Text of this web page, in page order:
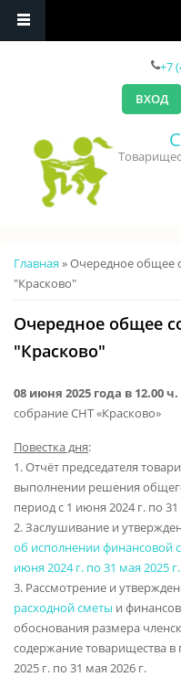
+7
ВХОД
Вы здесь
Главная » Очередное общее
"Красково"
Очередное общее
"Красково"
08 июня 2025 года в 12.00 ч.
собрание СНТ «Красково»
Повестка дня:
1. Отчёт председателя
выполнении решения
период с 1 июня 2024 г. по 31
2. Заслушивание и
об исполнении финансовой
июня 2024 г. по 31 мая 2025 г.
3. Рассмотрение и
расходной сметы и
обоснования размера
содержание товарищества в
2025 г. по 31 мая 2026 г.